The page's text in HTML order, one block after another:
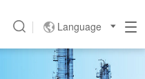
Language 